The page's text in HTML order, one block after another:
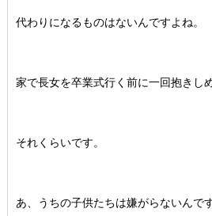
代わりになるものはないんですよね。
家で長女を卒業式行く前に一回抱きし
それくらいです。
あ、うちの子供たちは嫌がらないんです